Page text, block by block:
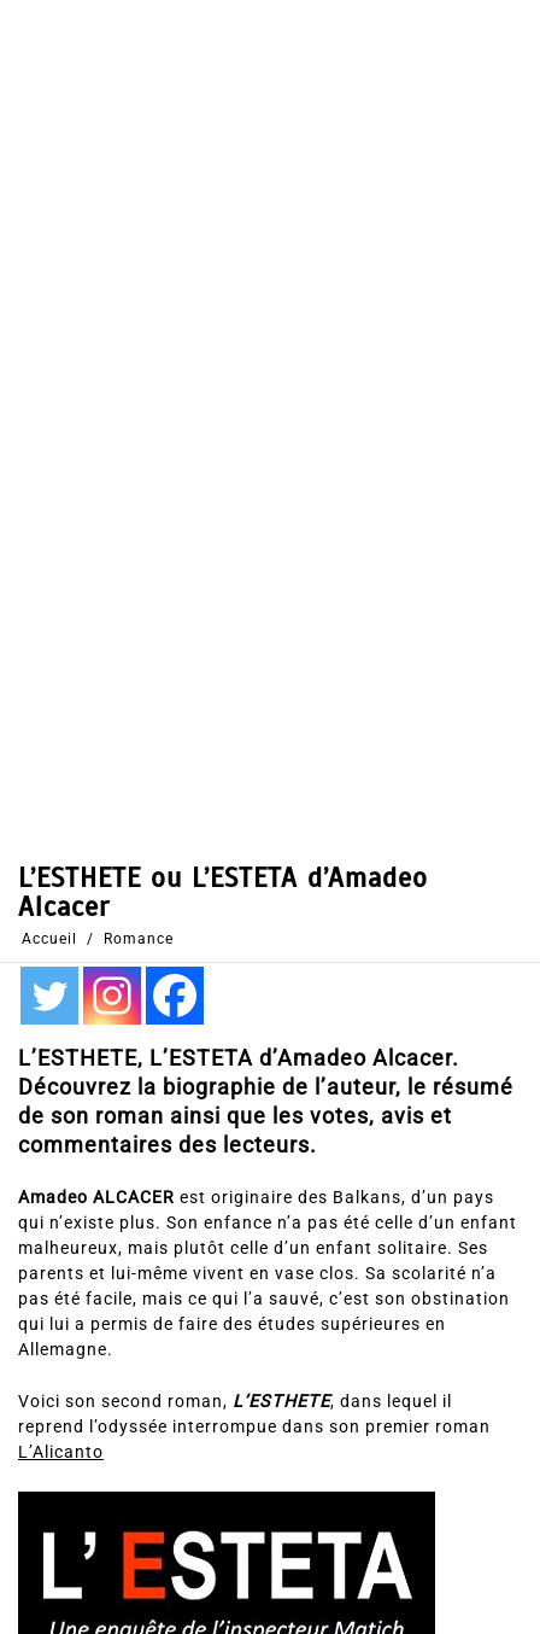
3 Fév 2016 0
34
Partages
Partager, merci !
L’ESTHETE, L’ESTETA d’Amadeo Alcacer.
de son roman ainsi que les votes, avis et
commentaires des lecteurs.
Amadeo ALCACER
est originaire des Balkans, d’un pays
qui n’existe plus. Son enfance n’a pas été celle d’un enfant
malheureux, mais plutôt celle d’un enfant solitaire. Ses
parents et lui-même vivent en vase clos. Sa scolarité n’a
pas été facile, mais ce qui l’a sauvé, c’est son obstination
qui lui a permis de faire des études supérieures en
Allemagne.
Voici son second roman,L’ESTHETE, dans lequel il
L’Alicanto